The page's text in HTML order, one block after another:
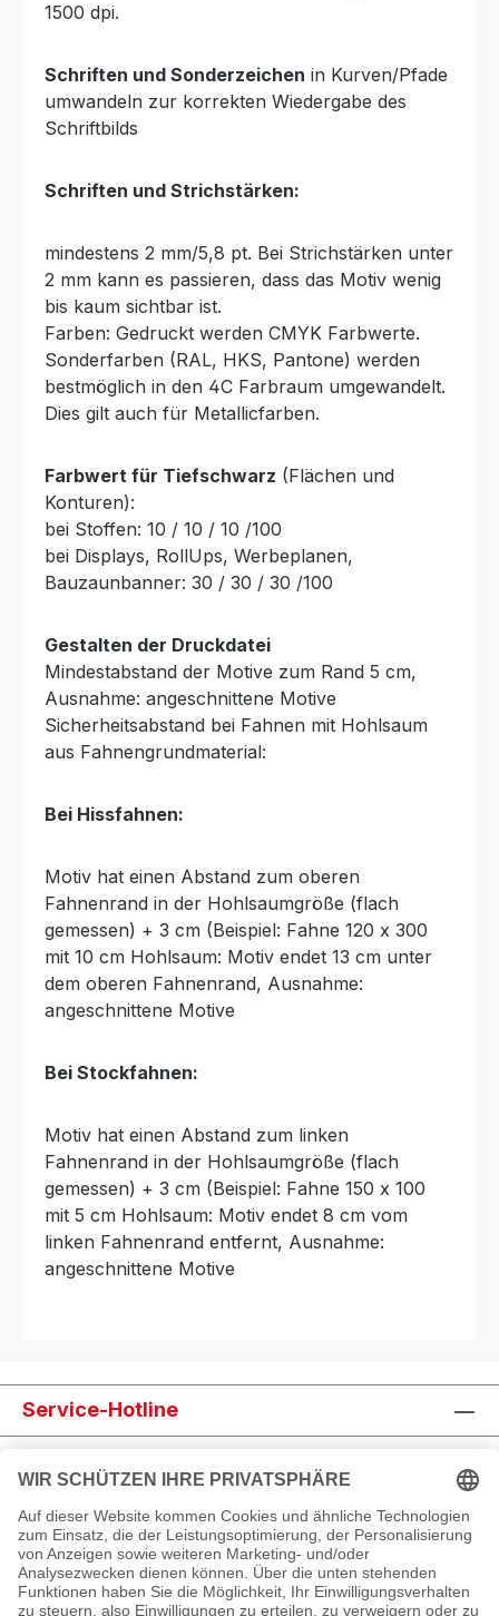
1500 dpi.
Schriften und Sonderzeichen in Kurven/Pfade
umwandeln zur korrekten Wiedergabe des
Schriftbilds
Schriften und Strichstärken:
mindestens 2 mm/5,8 pt. Bei Strichstärken unter
2 mm kann es passieren, dass das Motiv wenig
bis kaum sichtbar ist.
Farben: Gedruckt werden CMYK Farbwerte.
Sonderfarben (RAL, HKS, Pantone) werden
bestmöglich in den 4C Farbraum umgewandelt.
Dies gilt auch für Metallicfarben.
Farbwert für Tiefschwarz (Flächen und
Konturen):
bei Stoffen: 10 / 10 / 10 /100
bei Displays, RollUps, Werbeplanen,
Bauzaunbanner: 30 / 30 / 30 /100
Gestalten der Druckdatei
Mindestabstand der Motive zum Rand 5 cm,
Ausnahme: angeschnittene Motive
Sicherheitsabstand bei Fahnen mit Hohlsaum
aus Fahnengrundmaterial:
Bei Hissfahnen:
Motiv hat einen Abstand zum oberen
Fahnenrand in der Hohlsaumgröße (flach
gemessen) + 3 cm (Beispiel: Fahne 120 x 300
mit 10 cm Hohlsaum: Motiv endet 13 cm unter
dem oberen Fahnenrand, Ausnahme:
angeschnittene Motive
Bei Stockfahnen:
Motiv hat einen Abstand zum linken
Fahnenrand in der Hohlsaumgröße (flach
gemessen) + 3 cm (Beispiel: Fahne 150 x 100
mit 5 cm Hohlsaum: Motiv endet 8 cm vom
linken Fahnenrand entfernt, Ausnahme:
angeschnittene Motive
Service-Hotline
Informationen
Newsletter abonnieren